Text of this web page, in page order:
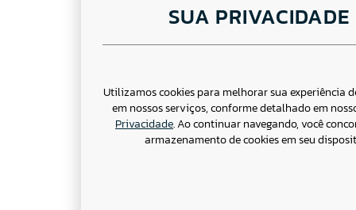
SUA PRIVACIDADE
Utilizamos cookies para melhorar sua experiência
em nossos serviços, conforme detalhado em
Privacidade. Ao continuar navegando, você
armazenamento de cookies em seu